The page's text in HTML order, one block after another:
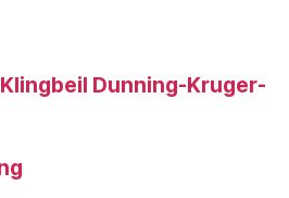
Dunning-Kruger-